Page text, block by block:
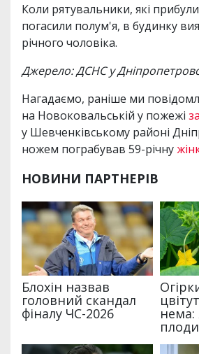
Коли рятувальники, які
погасили полум'я, в будинку
річного чоловіка.
Джерело: ДСНС у
Нагадаємо, раніше ми
на Новоковальській у пожежі
у Шевченківському районі
ножем пограбував 59-річну